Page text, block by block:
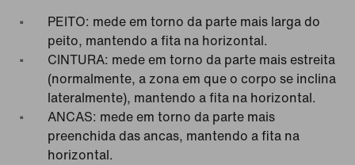
PEITO: mede em torno da parte mais larga do
peito, mantendo a fita na horizontal.
CINTURA: mede em torno da parte mais estreita
(normalmente, a zona em que o corpo se inclina
lateralmente), mantendo a fita na horizontal.
ANCAS: mede em torno da parte mais
preenchida das ancas, mantendo a fita na
horizontal.